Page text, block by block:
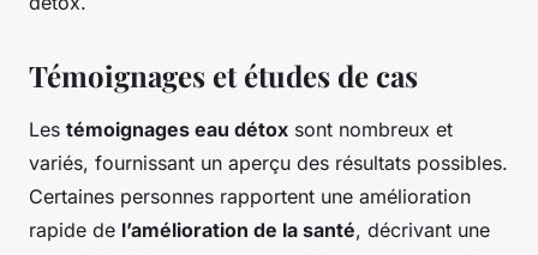
Témoignages et études de cas
Les témoignages eau détox sont nombreux et
variés, fournissant un aperçu des résultats possibles.
Certaines personnes rapportent une amélioration
rapide de l’amélioration de la santé, décrivant une